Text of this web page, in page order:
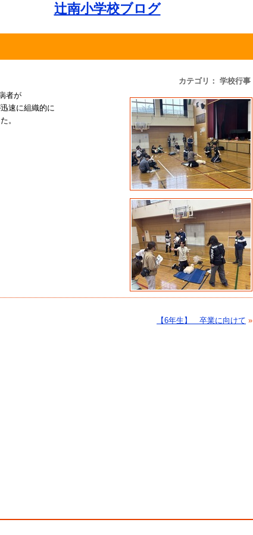
辻南小学校ブログ
カテゴリ： 学校行事
者が
速に組織的に
。
【6年生】 卒業に向けて »